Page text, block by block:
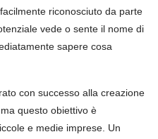
riconosciuto da parte
vede o sente il nome di
sapere cosa
con successo alla creazione
questo obiettivo è
e medie imprese. Un